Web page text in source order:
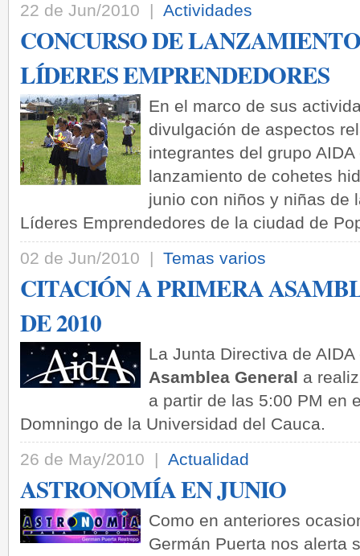
22 de Jun/2010 | Actividades
CONCURSO DE
LÍDERES EMPRENDEDORES
En el marco de sus
divulgación de aspectos
integrantes del grupo
lanzamiento de cohetes
junio con niños y niñas de
Líderes Emprendedores de la ciudad de
02 de Jun/2010 | Temas varios
CITACIÓN A PRIMERA
DE 2010
La Junta Directiva de
Asamblea General a
a partir de las 5:00 PM en
Domningo de la U­niversidad del Cauca.
26 de May/2010 | Actualidad
ASTRONOMÍA EN JUNIO
Como en anteriores
Germán Puerta nos alerta